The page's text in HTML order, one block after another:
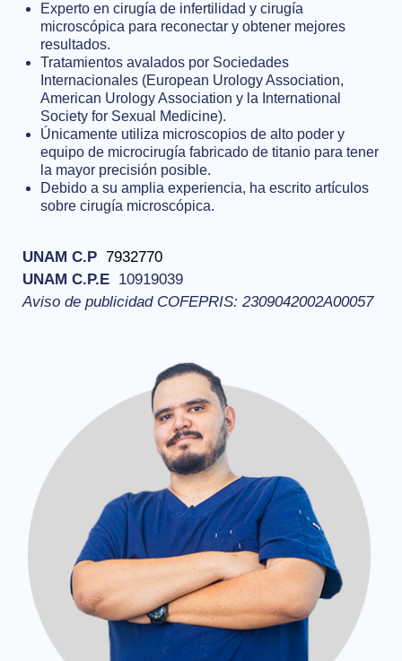
Experto en cirugía de infertilidad y cirugía
microscópica para reconectar y obtener mejores
resultados.
Tratamientos avalados por Sociedades
Internacionales (European Urology Association,
American Urology Association y la International
Society for Sexual Medicine).
Únicamente utiliza microscopios de alto poder y
equipo de microcirugía fabricado de titanio para tener
la mayor precisión posible.
Debido a su amplia experiencia, ha escrito artículos
sobre cirugía microscópica.
UNAM C.P 7932770
UNAM C.P.E 10919039
Aviso de publicidad COFEPRIS: 2309042002A00057